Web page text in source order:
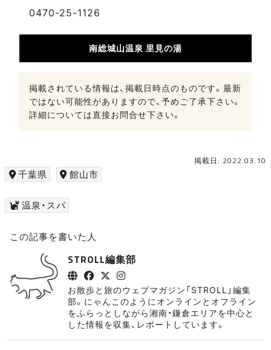
0470-25-1126
南総城山温泉 里見の湯
掲載されている情報は、掲載日時点のものです。最新
ではない可能性がありますので、予めご了承下さい。
詳細については直接お問合せ下さい。
掲載日: 2022.03.10
千葉県
館山市
温泉・スパ
この記事を書いた人
STROLL編集部
お散歩と旅のウェブマガジン「STROLL」編集
部。にゃんこのようにオンラインとオフライン
をふらっとしながら湘南・鎌倉エリアを中心と
した情報を収集、レポートしています。